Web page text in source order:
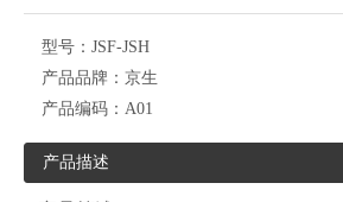
型号： JSF-JSH
产品品牌： 京生
产品编码： A01
产品描述